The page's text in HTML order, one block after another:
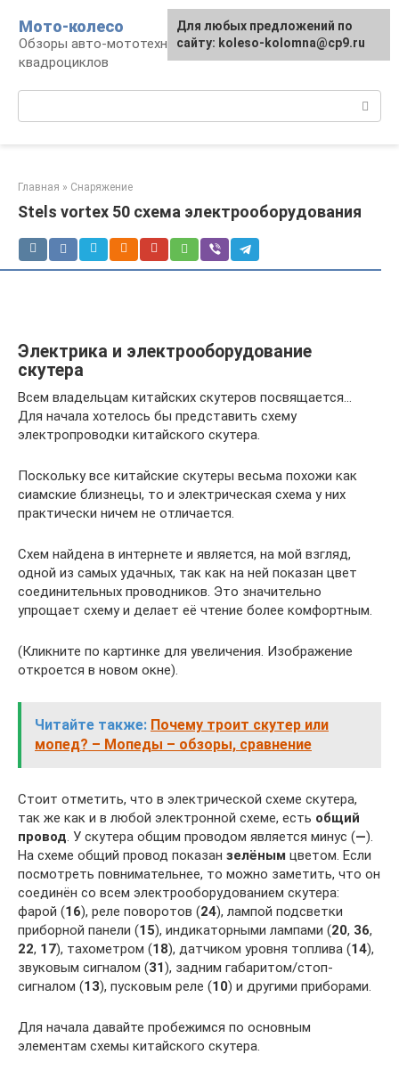
контенту
Мото-колесо
Обзоры авто-мототехники, снегоходов,
квадроциклов
Главная » Снаряжение
Stels vortex 50 схема электрооборудования
Электрика и электрооборудование
скутера
Всем владельцам китайских скутеров посвящается…
Для начала хотелось бы представить схему
электропроводки китайского скутера.
Поскольку все китайские скутеры весьма похожи как
сиамские близнецы, то и электрическая схема у них
практически ничем не отличается.
Схем найдена в интернете и является, на мой взгляд,
одной из самых удачных, так как на ней показан цвет
соединительных проводников. Это значительно
упрощает схему и делает её чтение более комфортным.
(Кликните по картинке для увеличения. Изображение
откроется в новом окне).
Читайте также: Почему троит скутер или
мопед? – Мопеды – обзоры, сравнение
Стоит отметить, что в электрической схеме скутера,
так же как и в любой электронной схеме, есть общий
провод. У скутера общим проводом является минус (—).
На схеме общий провод показан зелёным цветом. Если
посмотреть повнимательнее, то можно заметить, что он
соединён со всем электрооборудованием скутера:
фарой (16), реле поворотов (24), лампой подсветки
приборной панели (15), индикаторными лампами (20, 36,
22, 17), тахометром (18), датчиком уровня топлива (14),
звуковым сигналом (31), задним габаритом/стоп-
сигналом (13), пусковым реле (10) и другими приборами.
Для начала давайте пробежимся по основным
элементам схемы китайского скутера.
Для любых предложений по
сайту: koleso-kolomna@cp9.ru